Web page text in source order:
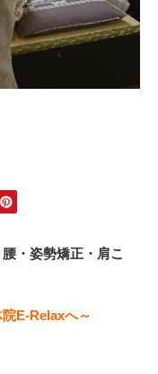
・姿勢矯正・肩こ
E-Relaxへ～